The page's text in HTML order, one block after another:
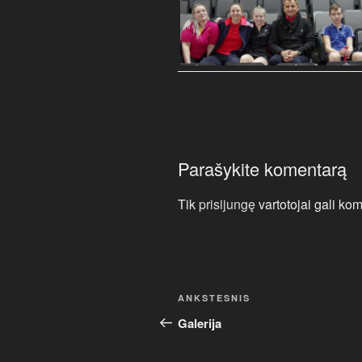
Parašykite komentarą
Tik prisijungęvartotojai gali
Navigacija
tarp
Ankstesnis
įrašas
ANKSTESNIS
Galerija